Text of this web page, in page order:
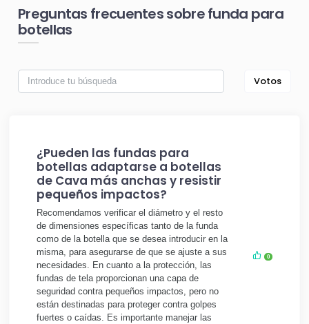
Preguntas frecuentes sobre funda para
botellas
Votos
¿Pueden las fundas para
botellas adaptarse a botellas
de Cava más anchas y resistir
pequeños impactos?
Recomendamos verificar el diámetro y el resto
de dimensiones específicas tanto de la funda
como de la botella que se desea introducir en la
misma, para asegurarse de que se ajuste a sus
necesidades. En cuanto a la protección, las
fundas de tela proporcionan una capa de
seguridad contra pequeños impactos, pero no
están destinadas para proteger contra golpes
fuertes o caídas. Es importante manejar las
0